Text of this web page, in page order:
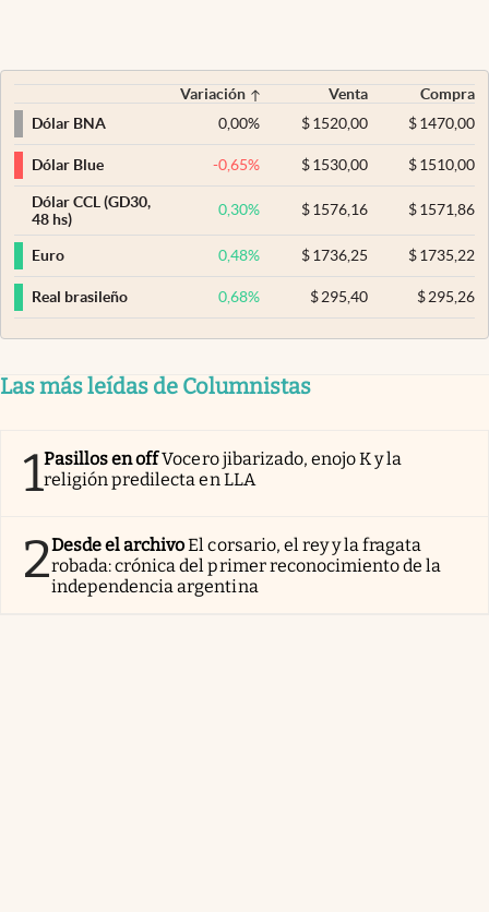
Variación Venta
Compra
Dólar BNA
0,00% $ 1520,00 $1470,00
Dólar Blue -0,65% $ 1530,00 $1510,00
Dólar CCL (GD30,
48 hs)
0,30% $ 1576,16 $1571,86
Euro 0,48% $ 1736,25 $1735,22
Real brasileño 0,68% $ 295,40 $295,26
Las más leídas de Columnistas
1Pasillos en offVocero jibarizado, enojo K y la
religión predilecta en LLA
2Desde el archivoEl corsario, el rey y la fragata
robada: crónica del primer reconocimiento de la
independencia argentina